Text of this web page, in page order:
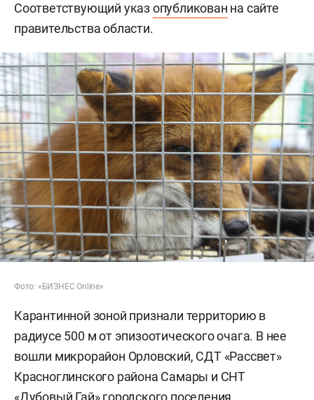
Соответствующий указопубликован на сайте
правительства области.
Фото: «БИЗНЕС Online»
Карантинной зоной признали территорию в
радиусе 500 м от эпизоотического очага. В нее
вошли микрорайон Орловский, СДТ «Рассвет»
Красноглинского района Самары и СНТ
«Дубовый Гай» городского поселения